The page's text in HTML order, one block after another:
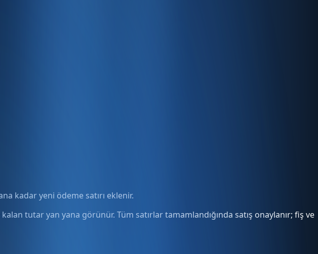
kadar yeni ödeme satırı eklenir.
tutar yan yana görünür. Tüm satırlar tamamlandığında satış onaylanır; fiş ve